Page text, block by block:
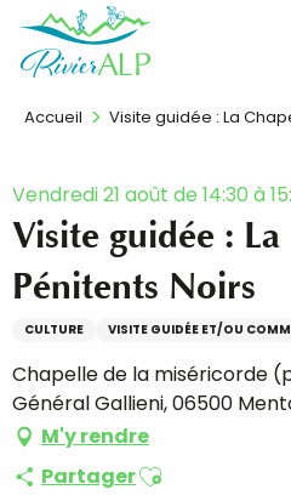
contenu
FR
Accueil Visite guidée : La
Vendredi 21 août de 14:30 à
Visite guidée :
Pénitents Noirs
CULTURE VISITE GUIDÉE ET/OU
Chapelle de la miséricorde
Général Gallieni, 06500
M'y rendre
PartagerAjouter aux